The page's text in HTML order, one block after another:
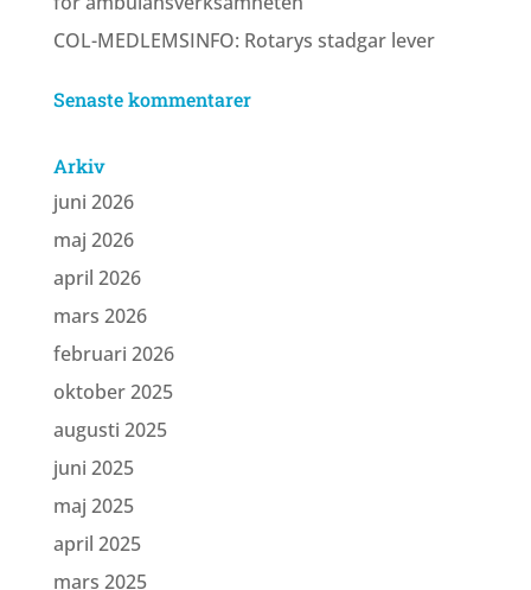
COL-MEDLEMSINFO: Rotarys stadgar lever
Senaste kommentarer
Arkiv
juni 2026
maj 2026
april 2026
mars 2026
februari 2026
oktober 2025
augusti 2025
juni 2025
maj 2025
april 2025
mars 2025